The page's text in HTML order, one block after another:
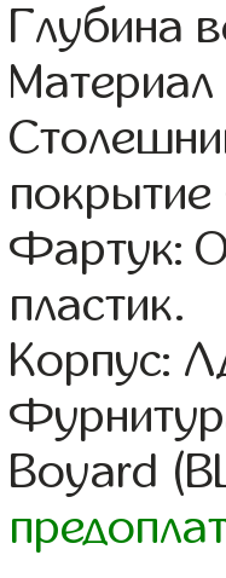
Глубина
покрытие
Фартук:
пластик.
Корпус:
Boyard